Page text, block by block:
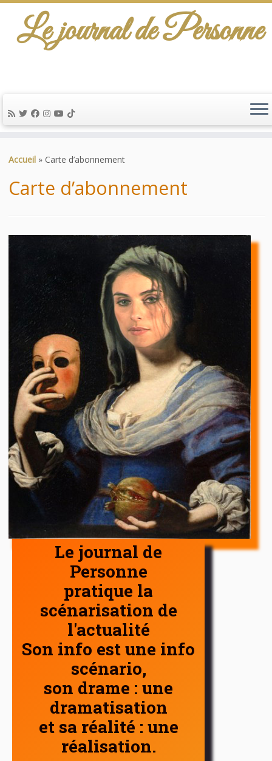
au
Le journal de Personne
Accueil » Carte d’abonnement
Carte d’abonnement
Le journal de
Personne
pratique la
scénarisation de
l'actualité
Son info est une info
scénario,
son drame : une
dramatisation
et sa réalité : une
réalisation.